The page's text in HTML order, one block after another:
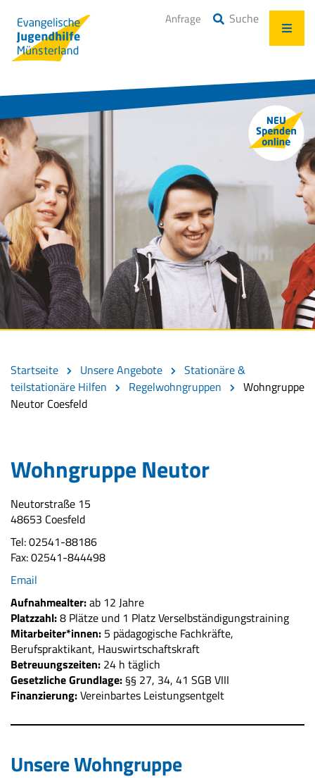
Anfrage Suche
Startseite Unsere Angebote
Stationäre &
teilstationäre Hilfen
Regelwohngruppen
Wohngruppe
Neutor Coesfeld
Wohngruppe Neutor
Neutorstraße 15
48653 Coesfeld
Tel: 02541-88186
Fax: 02541-844498
Email
Aufnahmealter:ab 12 Jahre
Platzzahl:8 Plätze und 1 Platz Verselbständigungstraining
Mitarbeiter*innen: 5 pädagogische Fachkräfte,
Berufspraktikant, Hauswirtschaftskraft
Betreuungszeiten: 24 h täglich
Gesetzliche Grundlage:§§ 27, 34, 41 SGB VIII
Finanzierung:Vereinbartes Leistungsentgelt
Unsere Wohngruppe